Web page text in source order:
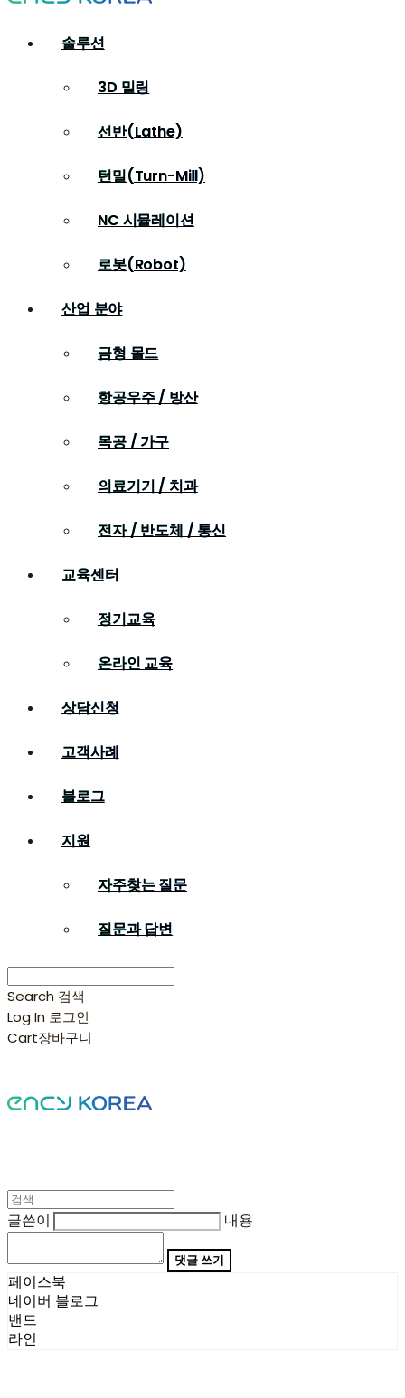
솔루션
3D 밀링
선반(Lathe)
턴밀(Turn-Mill)
NC 시뮬레이션
로봇(Robot)
산업 분야
금형 몰드
항공우주 / 방산
목공 / 가구
의료기기 / 치과
전자 / 반도체 / 통신
교육센터
정기교육
온라인 교육
상담신청
고객사례
블로그
지원
자주찾는 질문
질문과 답변
Search 검색
Log In 로그인
Cart장바구니
글쓴이 내용
댓글 쓰기
페이스북
네이버 블로그
밴드
라인